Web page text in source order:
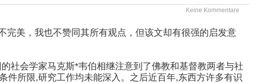
Keine Kommentare
完美，我也不赞同其所有观点，但该文却有很强的启发意
社会学家马克斯*韦伯相继注意到了佛教和基督教两者与社
件所限,研究工作均未能深入。之后近百年,东西方许多有识